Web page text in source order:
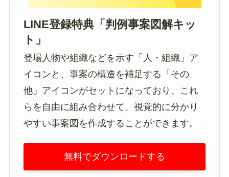
LINE登録特典「判例事案図解キッ
ト」
登場人物や組織などを示す「人・組織」ア
イコンと、事案の構造を補足する「その
他」アイコンがセットになっており、これ
らを自由に組み合わせて、視覚的に分かり
やすい事案図を作成することができます。
無料でダウンロードする